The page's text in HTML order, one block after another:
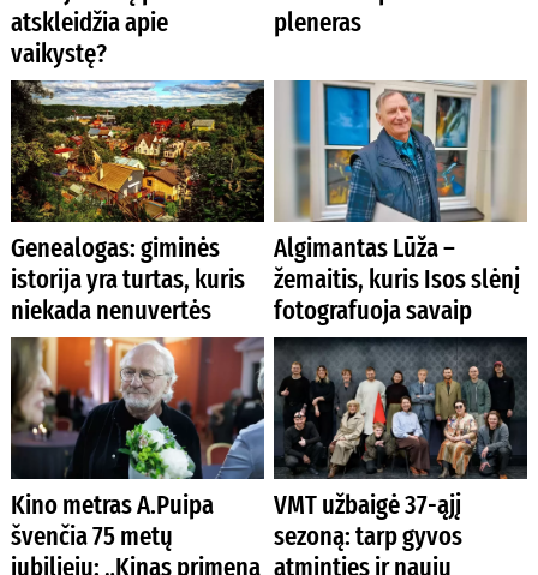
atskleidžia apie
vaikystę?
pleneras
Genealogas: giminės
istorija yra turtas, kuris
niekada nenuvertės
Algimantas Lūža –
žemaitis, kuris Isos slėnį
fotografuoja savaip
Kino metras A.Puipa
švenčia 75 metų
jubiliejų: „Kinas primena
VMT užbaigė 37-ąjį
sezoną: tarp gyvos
atminties ir naujų